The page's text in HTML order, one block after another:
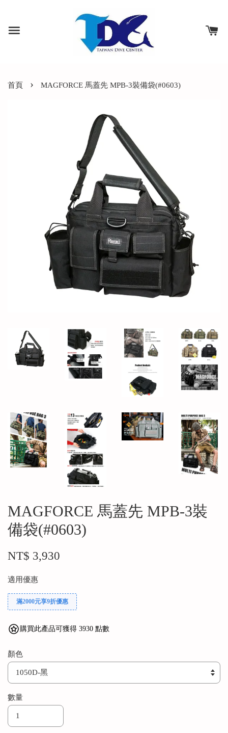
首頁 › MAGFORCE 馬蓋先 MPB-3裝備袋(#0603)
MAGFORCE 馬蓋先 MPB-3裝
備袋(#0603)
NT$ 3,930
適用優惠
滿2000元享9折優惠
購買此產品可獲得 3930 點數
顏色
數量